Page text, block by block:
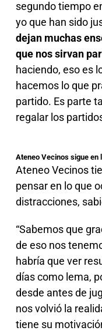
segundo tiempo
yo que han sido
dejan muchas
que nos sirvan
haciendo, eso es
hacemos lo que
partido. Es parte
regalar los
Ateneo Vecinos sigue en
Ateneo Vecinos
pensar en lo que
distracciones,
“Sabemos que
de eso nos
habría que ver
días como lema,
desde antes de
nos volvió la
tiene su